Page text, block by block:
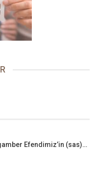
Efendimiz’in (sas)…